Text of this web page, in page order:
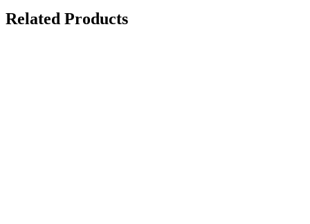
Related Products